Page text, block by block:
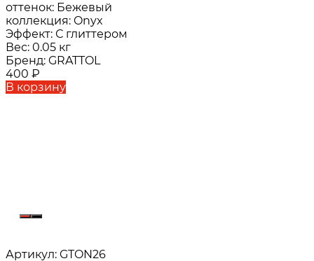
оттенок: Бежевый
коллекция: Onyx
Эффект: С глиттером
Вес: 0.05 кг
Бренд: GRATTOL
400 ₽
В корзину
Артикул: GTON26